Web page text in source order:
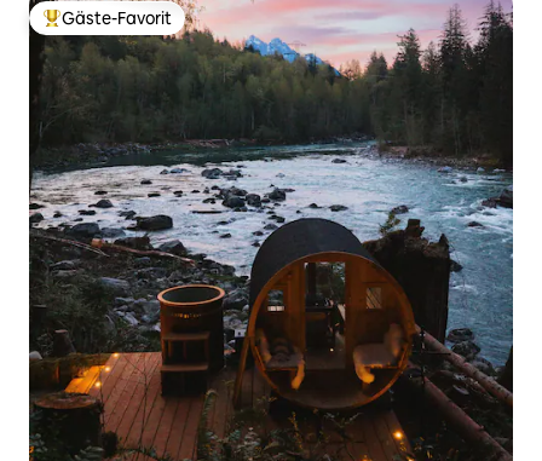
Beliebter Gäste-Favorit.
Gäste-Favorit